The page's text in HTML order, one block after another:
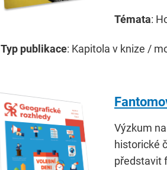
Témata:
Typ publikace: Kapitola v knize /
Výzkum
historické
představit